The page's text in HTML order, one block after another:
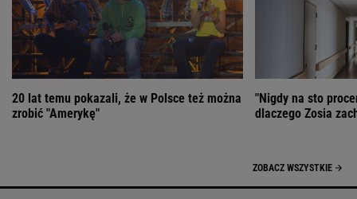
20 lat temu pokazali, że w Polsce też można
zrobić "Amerykę"
"Nigdy na sto
dlaczego Zosia
ZOBACZ WSZYSTKIE